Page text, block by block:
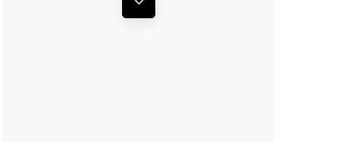
Mostrar todas las etiquetas